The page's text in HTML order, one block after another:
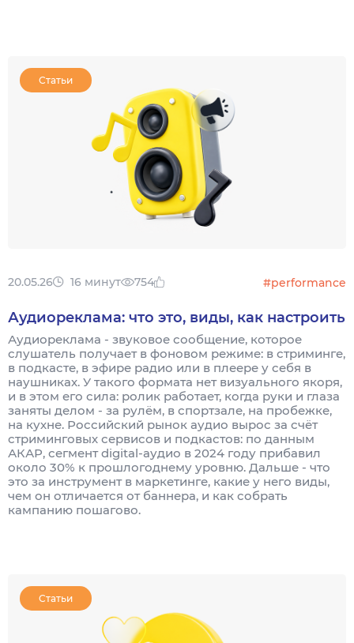
Статьи
20.05.26 16 минут 754 #performance
Аудиореклама: что это, виды, как настроить
Аудиореклама - звуковое сообщение, которое
слушатель получает в фоновом режиме: в стриминге,
в подкасте, в эфире радио или в плеере у себя в
наушниках. У такого формата нет визуального якоря,
и в этом его сила: ролик работает, когда руки и глаза
заняты делом - за рулём, в спортзале, на пробежке,
на кухне. Российский рынок аудио вырос за счёт
стриминговых сервисов и подкастов: по данным
АКАР, сегмент digital-аудио в 2024 году прибавил
около 30% к прошлогоднему уровню. Дальше - что
это за инструмент в маркетинге, какие у него виды,
чем он отличается от баннера, и как собрать
кампанию пошагово.
Статьи